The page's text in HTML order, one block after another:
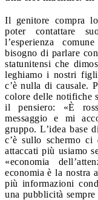
Il genitore compra
poter contattare
l’esperienza
bisogno di parlare
statunitensi che
leghiamo i nostri
c’è nulla di causale.
colore delle notifiche
il pensiero: «È
messaggio e mi
gruppo. L’idea base
c’è sullo schermo ci
attaccati più usiamo
«economia
economia è la nostra
più informazioni
una pubblicità